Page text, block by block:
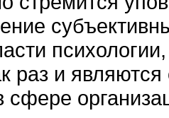
раз и
сфере